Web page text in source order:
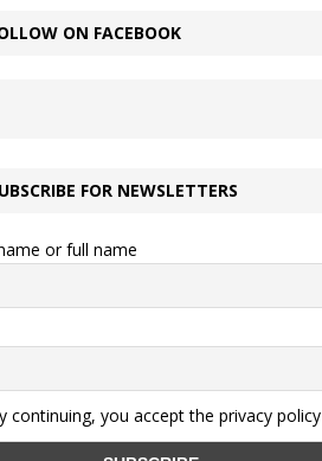
ON FACEBOOK
FOR NEWSLETTERS
or full name
continuing, you accept the privacy policy